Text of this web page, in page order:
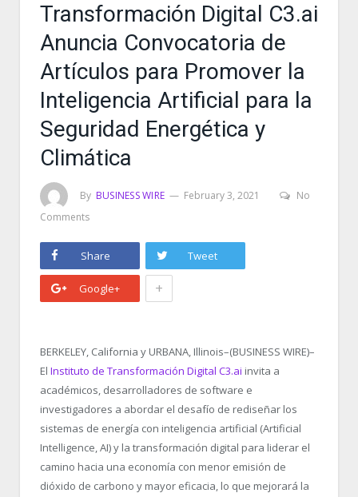
Transformación Digital C3.ai
Anuncia Convocatoria de
Artículos para Promover la
Inteligencia Artificial para la
Seguridad Energética y
Climática
By BUSINESS WIRE February 3, 2021
No
Comments
Share Tweet
Google+ +
BERKELEY, California y URBANA, Illinois–(BUSINESS WIRE)–
El Instituto de Transformación Digital C3.ai invita a
académicos, desarrolladores de software e
investigadores a abordar el desafío de rediseñar los
sistemas de energía con inteligencia artificial (Artificial
Intelligence, AI) y la transformación digital para liderar el
camino hacia una economía con menor emisión de
dióxido de carbono y mayor eficacia, lo que mejorará la